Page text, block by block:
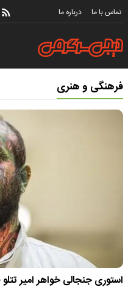
تماس با ما درباره ما
فرهنگی و هنری
استوری جنجالی خواهر امیر